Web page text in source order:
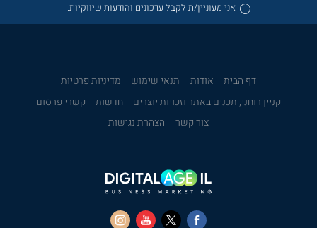
אני מעוניין/ת לקבל עדכונים והודעות שיווקיות.
דף הבית אודות תנאי שימוש
מדיניות פרטיות
קניין רוחני, תכנים באתר וזכויות יוצרים
חדשות
קשרי פרסום
צור קשר
הצהרת נגישות